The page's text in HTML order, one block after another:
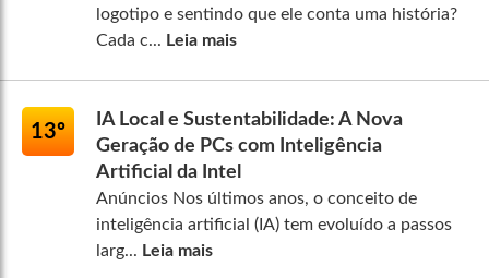
logotipo e sentindo que ele conta uma história?
Cada c... Leia mais
13º
IA Local e Sustentabilidade: A Nova
Geração de PCs com Inteligência
Artificial da Intel
Anúncios Nos últimos anos, o conceito de
inteligência artificial (IA) tem evoluído a passos
larg... Leia mais